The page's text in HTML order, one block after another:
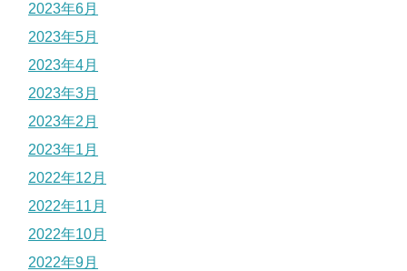
2023年6月
2023年5月
2023年4月
2023年3月
2023年2月
2023年1月
2022年12月
2022年11月
2022年10月
2022年9月